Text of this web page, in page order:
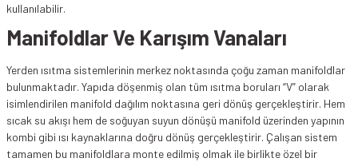
kullanılabilir.
Manifoldlar Ve Karışım Vanaları
Yerden ısıtma sistemlerinin merkez noktasında çoğu zaman manifoldlar
bulunmaktadır. Yapıda döşenmiş olan tüm ısıtma boruları “V” olarak
isimlendirilen manifold dağılım noktasına geri dönüş gerçekleştirir. Hem
sıcak su akışı hem de soğuyan suyun dönüşü manifold üzerinden yapının
kombi gibi ısı kaynaklarına doğru dönüş gerçekleştirir. Çalışan sistem
tamamen bu manifoldlara monte edilmiş olmak ile birlikte özel bir